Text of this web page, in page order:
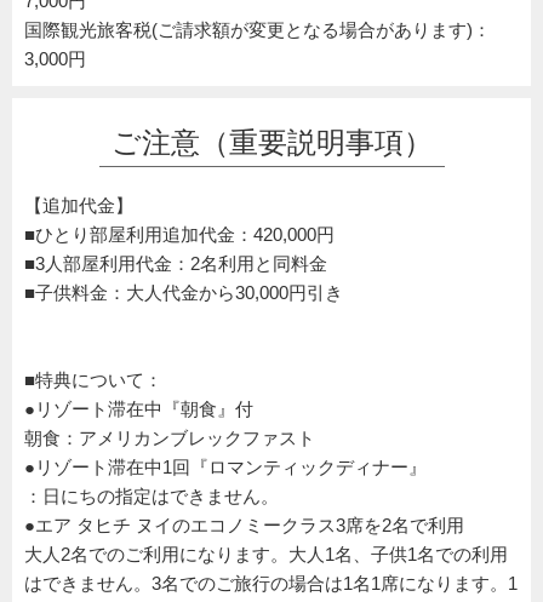
国際観光旅客税(ご請求額が変更となる場合があります)：
3,000円
ご注意（重要説明事項）
【追加代金】
■ひとり部屋利用追加代金：420,000円
■3人部屋利用代金：2名利用と同料金
■子供料金：大人代金から30,000円引き
■特典について：
●リゾート滞在中『朝食』付
朝食：アメリカンブレックファスト
●リゾート滞在中1回『ロマンティックディナー』
：日にちの指定はできません。
●エア タヒチ ヌイのエコノミークラス3席を2名で利用
大人2名でのご利用になります。大人1名、子供1名での利用
はできません。3名でのご旅行の場合は1名1席になります。1